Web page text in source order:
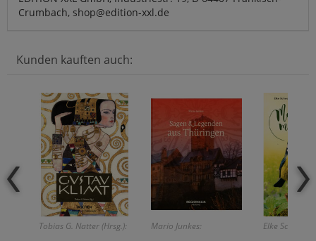
Crumbach, shop@edition-xxl.de
Kunden kauften auch:
Tobias G. Natter (Hrsg.): Mario Junkes: Elke